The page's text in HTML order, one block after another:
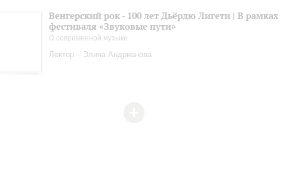
Венгерский рок - 100 лет Дьёрдю Лигети | В рамках
фестиваля «Звуковые пути»
О современной музыке
Лектор – Элина Андрианова